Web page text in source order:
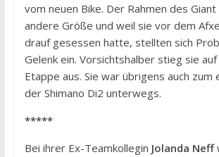
vom neuen Bike. Der Rahmen des
andere Größe und weil sie vor dem
drauf gesessen hatte, stellten sich
Gelenk ein. Vorsichtshalber stieg sie
Etappe aus. Sie war übrigens auch
der Shimano Di2 unterwegs.
*****
Bei ihrer Ex-Teamkollegin Jolanda Neff